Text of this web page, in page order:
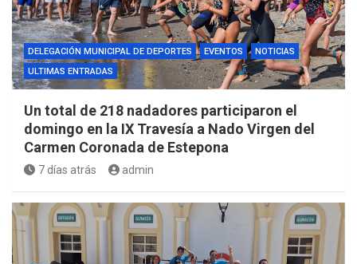
DELEGACIÓN MUNICIPAL DE DEPORTES EVENTOS
NOTICIAS
ULTIMAS ENTRADAS
Un total de 218 nadadores participaron el
domingo en la IX Travesía a Nado Virgen del
Carmen Coronada de Estepona
7 días atrás admin